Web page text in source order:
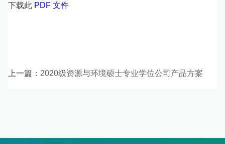
下载此 PDF 文件
上一篇： 2020级资源与环境硕士专业学位公司产品方案